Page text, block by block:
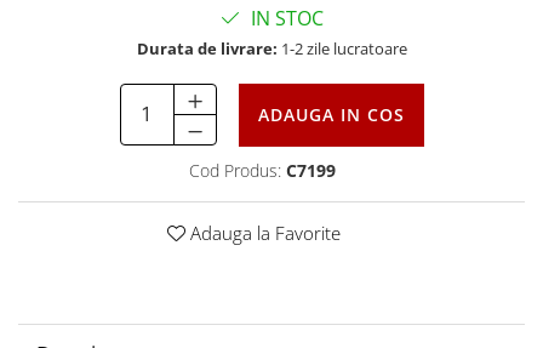
IN STOC
Durata de livrare: 1-2 zile lucratoare
ADAUGA IN COS
Cod Produs: C7199
Adauga la Favorite